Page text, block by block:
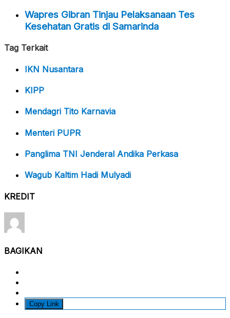
Wapres Gibran Tinjau Pelaksanaan Tes
Kesehatan Gratis di Samarinda
Tag Terkait
IKN Nusantara
KIPP
Mendagri Tito Karnavia
Menteri PUPR
Panglima TNI Jenderal Andika Perkasa
Wagub Kaltim Hadi Mulyadi
KREDIT
BAGIKAN
Copy Link